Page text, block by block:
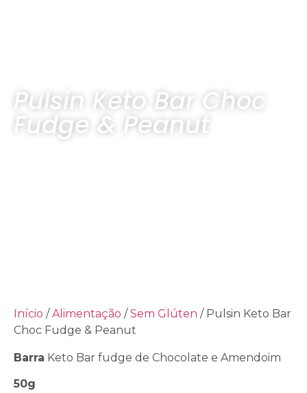
Pulsin Keto Bar Choc
Fudge & Peanut
Início /Alimentação /Sem Glúten / Pulsin Keto Bar
Choc Fudge & Peanut
Barra Keto Bar fudge de Chocolate e Amendoim
50g